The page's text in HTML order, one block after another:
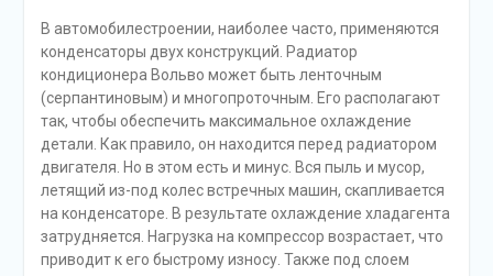
В автомобилестроении, наиболее часто, применяются
конденсаторы двух конструкций. Радиатор
кондиционера Вольво может быть ленточным
(серпантиновым) и многопроточным. Его располагают
так, чтобы обеспечить максимальное охлаждение
детали. Как правило, он находится перед радиатором
двигателя. Но в этом есть и минус. Вся пыль и мусор,
летящий из-под колес встречных машин, скапливается
на конденсаторе. В результате охлаждение хладагента
затрудняется. Нагрузка на компрессор возрастает, что
приводит к его быстрому износу. Также под слоем